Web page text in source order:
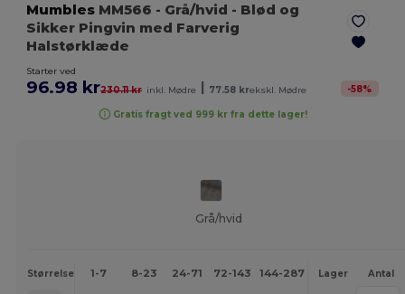
Mumbles MM566 - Grå/hvid - Blød og
Sikker Pingvin med Farverig
Halstørklæde
Starter ved
96.98 kr230.11 kr inkl. Mødre 77.58 krekskl. Mødre -58%
Gratis fragt ved 999 kr fra dette lager!
Grå/hvid
Størrelse 1-7 8-23 24-71 72-143 144-287 288 + Mere
Lager Antal